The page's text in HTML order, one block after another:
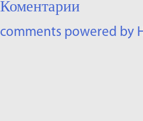
Коментарии
comments powered by